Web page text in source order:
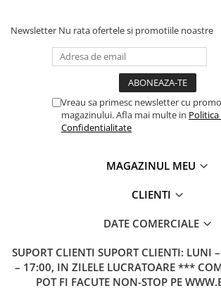
Newsletter Nu rata ofertele si promotiile noastre
Vreau sa primesc newsletter cu
magazinului. Afla mai multe in Politica
Confidentialitate
MAGAZINUL MEU
CLIENTI
DATE COMERCIALE
SUPORT CLIENTI SUPORT CLIENTI: LUNI
– 17:00, IN ZILELE LUCRATOARE ***
POT FI FACUTE NON-STOP PE